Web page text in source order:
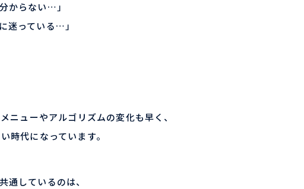
からない…」
迷っている…」
ューやアルゴリズムの変化も早く、
時代になっています。
通しているのは、